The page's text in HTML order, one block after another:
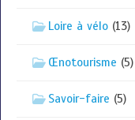
Loire à vélo (13)
Œnotourisme (5)
Savoir-faire (5)